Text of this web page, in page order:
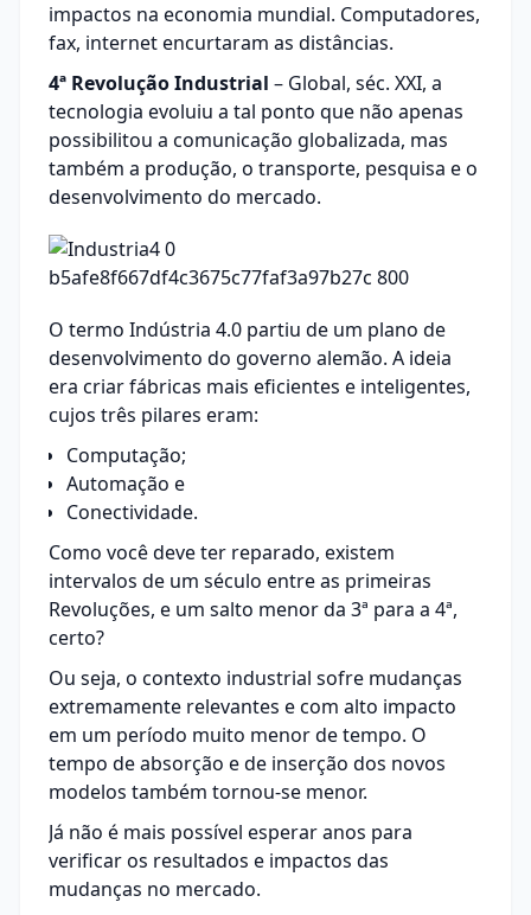
impactos na economia mundial. Computadores,
fax, internet encurtaram as distâncias.
4ª Revolução Industrial – Global, séc. XXI, a
tecnologia evoluiu a tal ponto que não apenas
possibilitou a comunicação globalizada, mas
também a produção, o transporte, pesquisa e o
desenvolvimento do mercado.
O termo Indústria 4.0 partiu de um plano de
desenvolvimento do governo alemão. A ideia
era criar fábricas mais eficientes e inteligentes,
cujos três pilares eram:
Computação;
Automação e
Conectividade.
Como você deve ter reparado, existem
intervalos de um século entre as primeiras
Revoluções, e um salto menor da 3ª para a 4ª,
certo?
Ou seja, o contexto industrial sofre mudanças
extremamente relevantes e com alto impacto
em um período muito menor de tempo. O
tempo de absorção e de inserção dos novos
modelos também tornou-se menor.
Já não é mais possível esperar anos para
verificar os resultados e impactos das
mudanças no mercado.